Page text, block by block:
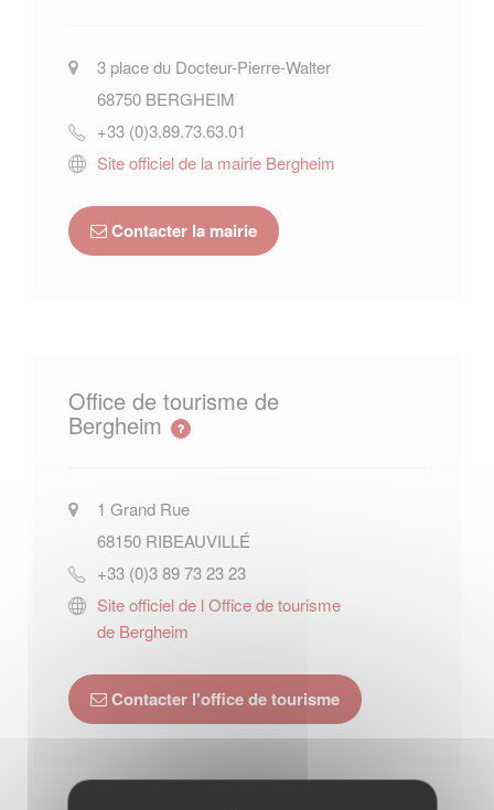
3 place du Docteur-Pierre-Walter
68750 BERGHEIM
+33 (0)3.89.73.63.01
Site officiel de la mairie Bergheim
Contacter la mairie
Office de tourisme de
Bergheim
1 Grand Rue
68150 RIBEAUVILLÉ
+33 (0)3 89 73 23 23
Site officiel de l Office de tourisme
de Bergheim
Contacter l'office de tourisme